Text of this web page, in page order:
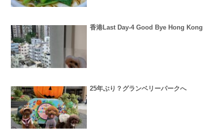
香港Last Day-4 Good Bye Hong Kong
25年ぶり？グランベリーパークへ